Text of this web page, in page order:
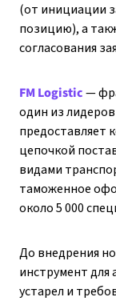
(от инициации
позицию), а
согласования
FM Logistic—
один из
предоставляет
цепочкой
видами
таможенное
около 5 000
До внедрения
инструмент
устарел и